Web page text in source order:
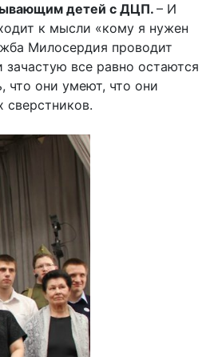
детей с ДЦП. – И
к мысли «кому я нужен
Милосердия проводит
все равно остаются
что они умеют, что они